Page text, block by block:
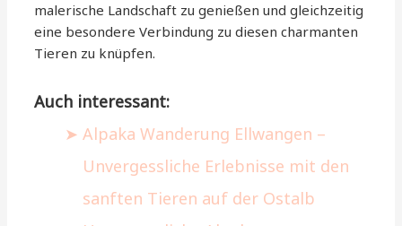
malerische Landschaft zu genießen und gleichzeitig
eine besondere Verbindung zu diesen charmanten
Tieren zu knüpfen.
Auch interessant:
Alpaka Wanderung Ellwangen –
Unvergessliche Erlebnisse mit den
sanften Tieren auf der Ostalb